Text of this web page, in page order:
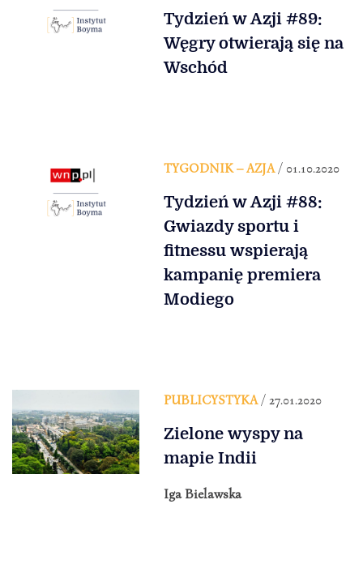
Tydzień w Azji #89:
Węgry otwierają się na
Wschód
TYGODNIK – AZJA/ 01.10.2020
Tydzień w Azji #88:
Gwiazdy sportu i
fitnessu wspierają
kampanię premiera
Modiego
PUBLICYSTYKA/ 27.01.2020
Zielone wyspy na
mapie Indii
Iga Bielawska